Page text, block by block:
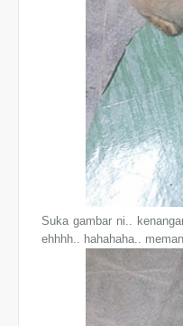
Suka gambar ni..
ehhhh.. hahahaha..